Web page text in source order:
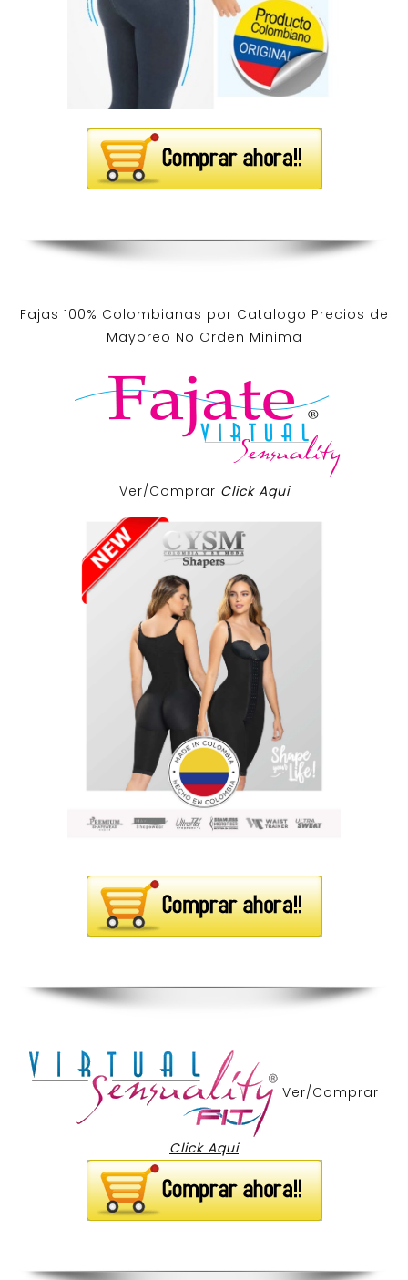
Fajas 100% Colombianas por Catalogo Precios de
Mayoreo No Orden Minima
Ver/Comprar Click Aqui
Ver/Comprar
Click Aqui